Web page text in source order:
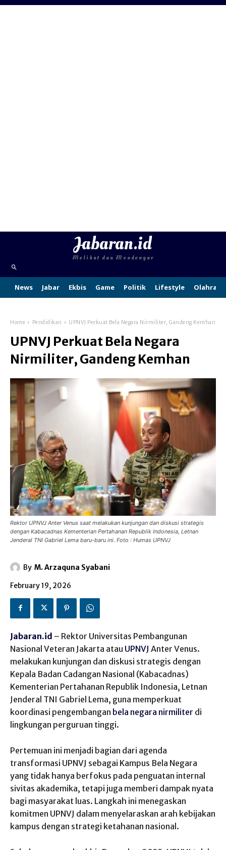
Jabaran.id
Melihat dan Mendengar
News Jabar Ekbis Game Politik Lifestyle Olahraga
Home Pendidikan UPNVJ Perkuat Bela Negara Nirmiliter, Gandeng Kemhan
UPNVJ Perkuat Bela Negara
Nirmiliter, Gandeng Kemhan
Rektor UPNVJ Anter Venus saat melakukan kunjungan dan diskusi strategis
dengan Kabacadnas Kementerian Pertahanan Republik Indonesia, Letnan
Jenderal TNI Gabriel Lema baru-baru ini. Foto : Humas UPNVJ
By M. Arzaquna Syabani
February 19, 2026
Jabaran.id – Rektor Universitas Pembangunan
Nasional Veteran Jakarta atau UPNVJ Anter Venus.
melakukan kunjungan dan diskusi strategis dengan
Kepala Badan Cadangan Nasional (Kabacadnas)
Kementerian Pertahanan Republik Indonesia, Letnan
Jenderal TNI Gabriel Lema, guna memperkuat
koordinasi pengembangan bela negara nirmiliter di
lingkungan perguruan tinggi.
Pertemuan ini menjadi bagian dari agenda
transformasi UPNVJ sebagai Kampus Bela Negara
yang tidak hanya berfokus pada penguatan internal
sivitas akademika, tetapi juga memberi dampak nyata
bagi masyarakat luas. Langkah ini menegaskan
komitmen UPNVJ dalam menyelaraskan arah kebijakan
kampus dengan strategi ketahanan nasional.